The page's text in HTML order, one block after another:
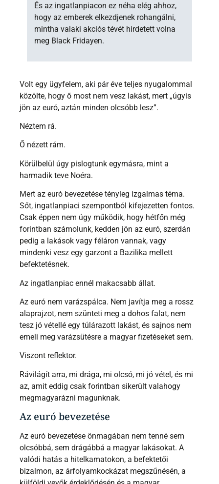
És az ingatlanpiacon ez néha elég ahhoz,
hogy az emberek elkezdjenek rohangálni,
mintha valaki akciós tévét hirdetett volna
meg Black Fridayen.
Volt egy ügyfelem, aki pár éve teljes nyugalommal
közölte, hogy ő most nem vesz lakást, mert „úgyis
jön az euró, aztán minden olcsóbb lesz”.
Néztem rá.
Ő nézett rám.
Körülbelül úgy pislogtunk egymásra, mint a
harmadik teve Noéra.
Mert az euró bevezetése tényleg izgalmas téma.
Sőt, ingatlanpiaci szempontból kifejezetten fontos.
Csak éppen nem úgy működik, hogy hétfőn még
forintban számolunk, kedden jön az euró, szerdán
pedig a lakások vagy féláron vannak, vagy
mindenki vesz egy garzont a Bazilika mellett
befektetésnek.
Az ingatlanpiac ennél makacsabb állat.
Az euró nem varázspálca. Nem javítja meg a rossz
alaprajzot, nem szünteti meg a dohos falat, nem
tesz jó vétellé egy túlárazott lakást, és sajnos nem
emeli meg varázsütésre a magyar fizetéseket sem.
Viszont reflektor.
Rávilágít arra, mi drága, mi olcsó, mi jó vétel, és mi
az, amit eddig csak forintban sikerült valahogy
megmagyarázni magunknak.
Az euró bevezetése
Az euró bevezetése önmagában nem tenné sem
olcsóbbá, sem drágábbá a magyar lakásokat. A
valódi hatás a hitelkamatokon, a befektetői
bizalmon, az árfolyamkockázat megszűnésén, a